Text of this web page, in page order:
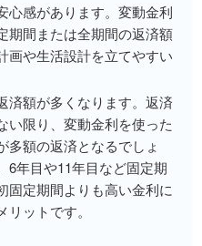
心感があります。変動金利
期間または全期間の返済額
画や生活設計を立てやすい
済額が多くなります。返済
い限り、変動金利を使った
多額の返済となるでしょ
6年目や11年目など固定期
固定期間よりも高い金利に
ットです。